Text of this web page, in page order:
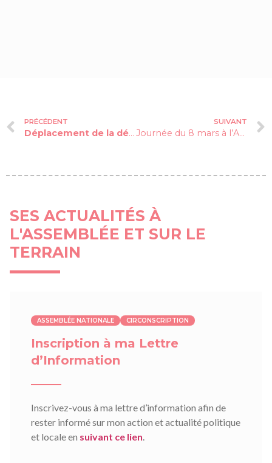
PRÉCÉDENT
Déplacement de la délégation de la Commission des Affaires économiques à la Réunion
SUIVANT
Journée du 8 mars à l’Assemblée nationale
SES ACTUALITÉS À
L'ASSEMBLÉE ET SUR LE
TERRAIN
ASSEMBLÉE NATIONALE CIRCONSCRIPTION
Inscription à ma Lettre
d’Information
Inscrivez-vous à ma lettre d’information afin de
rester informé sur mon action et actualité politique
et locale en suivant ce lien.